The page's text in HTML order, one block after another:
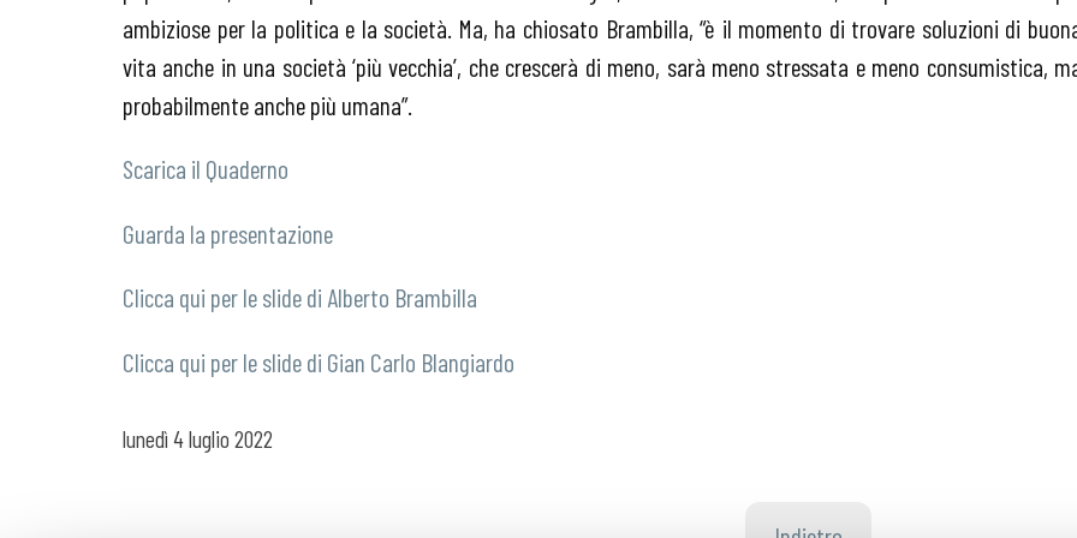
ambiziose per la politica e la società. Ma, ha chiosato Brambilla, “è il momento di trovare soluzioni di
vita anche in una società ‘più vecchia’, che crescerà di meno, sarà meno stressata e meno consumistica,
probabilmente anche più umana”.
Scarica il Quaderno
Guarda la presentazione
Clicca qui per le slide di Alberto Brambilla
Clicca qui per le slide di Gian Carlo Blangiardo
lunedì 4 luglio 2022